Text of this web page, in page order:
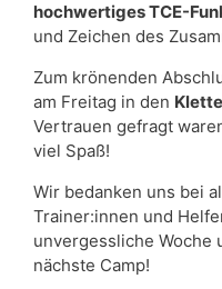
hochwertiges TCE-
und Zeichen des
Zum krönenden
am Freitag in den
Vertrauen gefragt
viel Spaß!
Wir bedanken uns bei
Trainer:innen und
unvergessliche Woche
nächste Camp!